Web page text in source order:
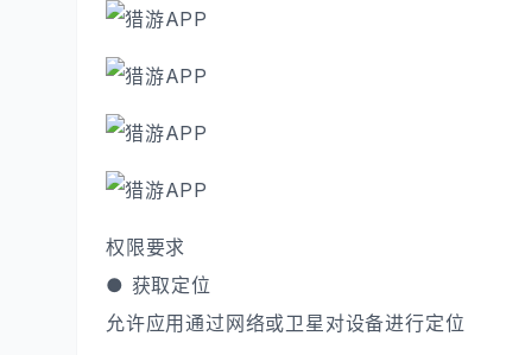
权限要求
● 获取定位
允许应用通过网络或卫星对设备进行定位